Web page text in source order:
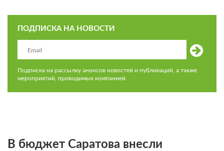
ПОДПИСКА НА НОВОСТИ
Подписка на рассылку анонсов новостей и публикаций, а также
мероприятий, проводимых компанией.
В бюджет Саратова внесли